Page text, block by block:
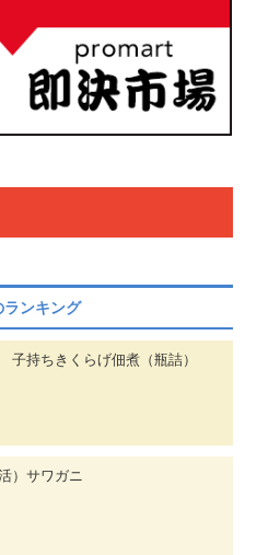
ランキング
持ちきくらげ佃煮（瓶詰）
）サワガニ